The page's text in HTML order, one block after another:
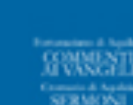
AGGIUNGI AL CARRELLO